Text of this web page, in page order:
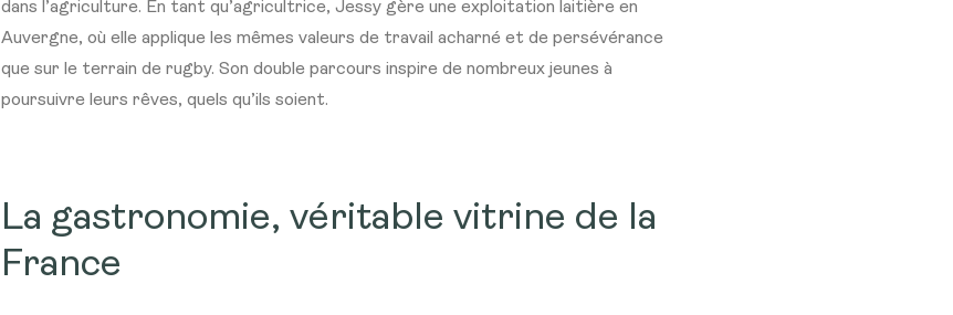
dans l’agriculture. En tant qu’agricultrice, Jessy gère une exploitation laitière en
Auvergne, où elle applique les mêmes valeurs de travail acharné et de persévérance
que sur le terrain de rugby. Son double parcours inspire de nombreux jeunes à
poursuivre leurs rêves, quels qu’ils soient.
La gastronomie, véritable vitrine de la
France